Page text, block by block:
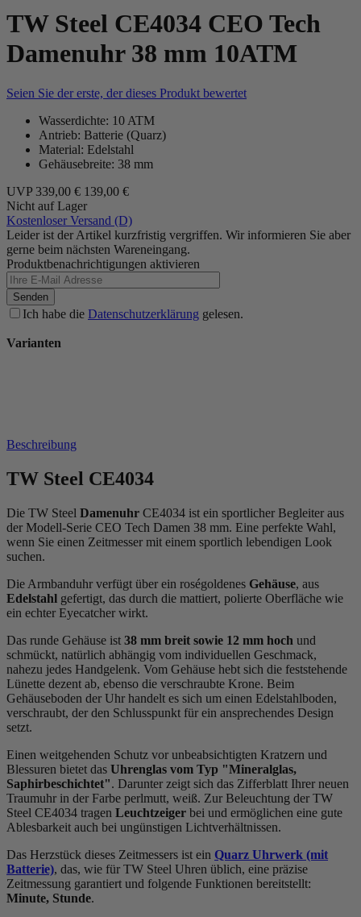
TW Steel CE4034 CEO Tech
Damenuhr 38 mm 10ATM
Seien Sie der erste, der dieses Produkt bewertet
Wasserdichte: 10 ATM
Antrieb: Batterie (Quarz)
Material: Edelstahl
Gehäusebreite: 38 mm
UVP 339,00 € 139,00 €
Nicht auf Lager
Kostenloser Versand (D)
Leider ist der Artikel kurzfristig vergriffen. Wir informieren Sie aber
gerne beim nächsten Wareneingang.
Produktbenachrichtigungen aktivieren
Senden
Ich habe die Datenschutzerklärung gelesen.
Varianten
Beschreibung
TW Steel CE4034
Die TW Steel Damenuhr CE4034 ist ein sportlicher Begleiter aus
der Modell-Serie CEO Tech Damen 38 mm. Eine perfekte Wahl,
wenn Sie einen Zeitmesser mit einem sportlich lebendigen Look
suchen.
Die Armbanduhr verfügt über ein roségoldenes Gehäuse, aus
Edelstahl gefertigt, das durch die mattiert, polierte Oberfläche wie
ein echter Eyecatcher wirkt.
Das runde Gehäuse ist 38 mm breit sowie 12 mm hoch und
schmückt, natürlich abhängig vom individuellen Geschmack,
nahezu jedes Handgelenk. Vom Gehäuse hebt sich die feststehende
Lünette dezent ab, ebenso die verschraubte Krone. Beim
Gehäuseboden der Uhr handelt es sich um einen Edelstahlboden,
verschraubt, der den Schlusspunkt für ein ansprechendes Design
setzt.
Einen weitgehenden Schutz vor unbeabsichtigten Kratzern und
Blessuren bietet das Uhrenglas vom Typ "Mineralglas,
Saphirbeschichtet". Darunter zeigt sich das Zifferblatt Ihrer neuen
Traumuhr in der Farbe perlmutt, weiß. Zur Beleuchtung der TW
Steel CE4034 tragen Leuchtzeiger bei und ermöglichen eine gute
Ablesbarkeit auch bei ungünstigen Lichtverhältnissen.
Das Herzstück dieses Zeitmessers ist ein Quarz Uhrwerk (mit
Batterie), das, wie für TW Steel Uhren üblich, eine präzise
Zeitmessung garantiert und folgende Funktionen bereitstellt:
Minute, Stunde.